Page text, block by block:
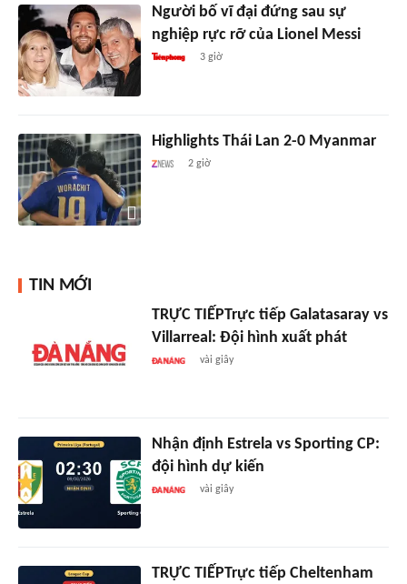
Người bố vĩ đại đứng sau sự
nghiệp rực rỡ của Lionel Messi
3 giờ
Highlights Thái Lan 2-0 Myanmar
2 giờ
TIN MỚI
TRỰC TIẾPTrực tiếp Galatasaray vs
Villarreal: Đội hình xuất phát
vài giây
Nhận định Estrela vs Sporting CP:
đội hình dự kiến
vài giây
TRỰC TIẾPTrực tiếp Cheltenham